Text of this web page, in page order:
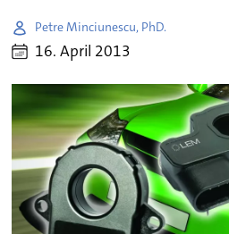
Petre Minciunescu, PhD.
16. April 2013